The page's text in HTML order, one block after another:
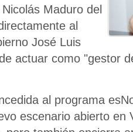
Maduro del
al
José Luis
actuar como "gestor
al programa
escenario abierto en